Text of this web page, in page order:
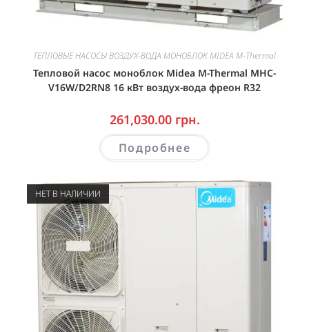
ТЕПЛОВЫЕ НАСОСЫ ВОЗДУХ-ВОДА МОНОБЛОК MIDEA M-Thermal
Тепловой насос моноблок Midea M-Thermal MHC-
V16W/D2RN8 16 кВт воздух-вода фреон R32
261,030.00 грн.
Подробнее
НЕТ В НАЛИЧИИ